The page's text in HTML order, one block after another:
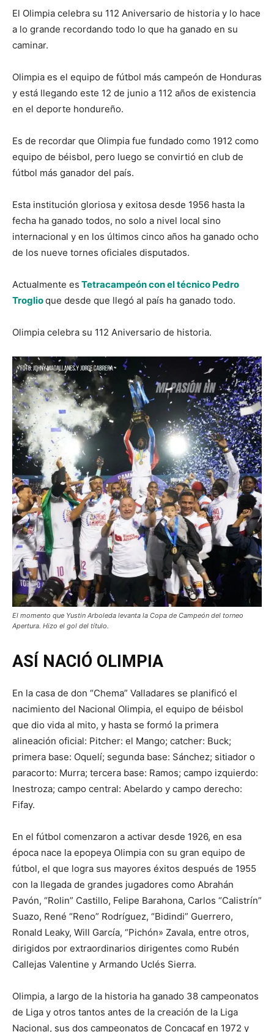
El Olimpia celebra su 112 Aniversario de historia y lo hace
a lo grande recordando todo lo que ha ganado en su
caminar.
Olimpia es el equipo de fútbol más campeón de Honduras
y está llegando este 12 de junio a 112 años de existencia
en el deporte hondureño.
Es de recordar que Olimpia fue fundado como 1912 como
equipo de béisbol, pero luego se convirtió en club de
fútbol más ganador del país.
Esta institución gloriosa y exitosa desde 1956 hasta la
fecha ha ganado todos, no solo a nivel local sino
internacional y en los últimos cinco años ha ganado ocho
de los nueve tornes oficiales disputados.
Actualmente es Tetracampeón con el técnico Pedro
Troglioque desde que llegó al país ha ganado todo.
Olimpia celebra su 112 Aniversario de historia.
El momento que Yustin Arboleda levanta la Copa de Campeón del torneo
Apertura. Hizo el gol del título.
ASÍ NACIÓ OLIMPIA
En la casa de don “Chema” Valladares se planificó el
nacimiento del Nacional Olimpia, el equipo de béisbol
que dio vida al mito, y hasta se formó la primera
alineación oficial: Pitcher: el Mango; catcher: Buck;
primera base: Oquelí; segunda base: Sánchez; sitiador o
paracorto: Murra; tercera base: Ramos; campo izquierdo:
Inestroza; campo central: Abelardo y campo derecho:
Fifay.
En el fútbol comenzaron a activar desde 1926, en esa
época nace la epopeya Olimpia con su gran equipo de
fútbol, el que logra sus mayores éxitos después de 1955
con la llegada de grandes jugadores como Abrahán
Pavón, “Rolin” Castillo, Felipe Barahona, Carlos “Calistrín”
Suazo, René “Reno” Rodríguez, “Bidindi” Guerrero,
Ronald Leaky, Will García, “Pichón» Zavala, entre otros,
dirigidos por extraordinarios dirigentes como Rubén
Callejas Valentine y Armando Uclés Sierra.
Olimpia, a largo de la historia ha ganado 38 campeonatos
de Liga y otros tantos antes de la creación de la Liga
Nacional, sus dos campeonatos de Concacaf en 1972 y